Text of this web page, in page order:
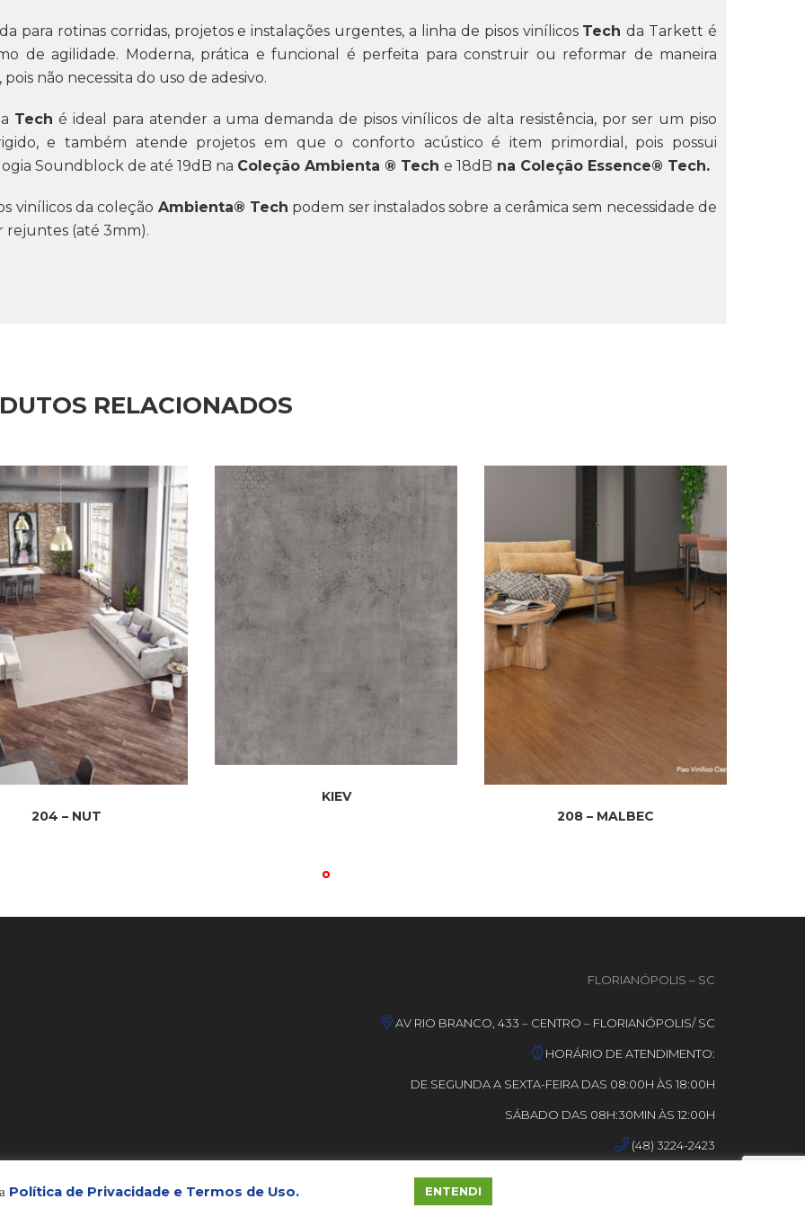
para rotinas corridas, projetos e instalações urgentes, a linha de pisos vinílicos Techda Tarkett é
de agilidade. Moderna, prática e funcional é perfeita para construir ou reformar de maneira
pois não necessita do uso de adesivo.
Teché ideal para atender a uma demanda de pisos vinílicos de alta resistência, por ser um piso
e também atende projetos em que o conforto acústico é item primordial, pois possui
Soundblock de até 19dB na Coleção Ambienta ® Tech e 18dB na Coleção Essence® Tech.
vinílicos da coleção Ambienta® Tech podem ser instalados sobre a cerâmica sem necessidade de
rejuntes (até 3mm).
RELACIONADOS
204 – NUT
KIEV
208 – MALBEC
FLORIANÓPOLIS – SC
AV RIO BRANCO, 433 – CENTRO – FLORIANÓPOLIS/ SC
HORÁRIO DE ATENDIMENTO:
DE SEGUNDA A SEXTA-FEIRA DAS 08:00H ÀS 18:00H
SÁBADO DAS 08H:30MIN ÀS 12:00H
(48) 3224-2423
– TODOS OS DIREITOS RESERVADOS.
Política de Privacidade e Termos de Uso. ENTENDI